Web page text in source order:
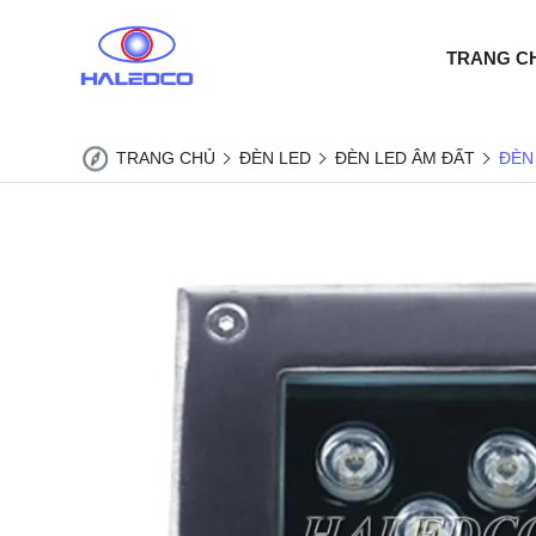
TRANG
TRANG CHỦ ĐÈN LED ĐÈN LED ÂM ĐẤT ĐÈN